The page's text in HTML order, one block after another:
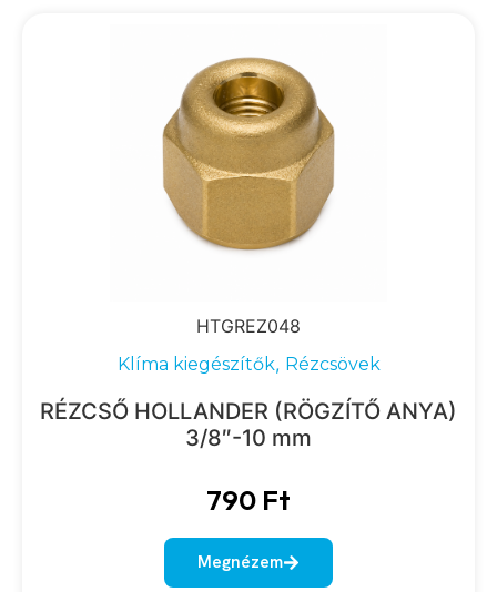
HTGREZ048
Klíma kiegészítők, Rézcsövek
RÉZCSŐ HOLLANDER (RÖGZÍTŐ ANYA)
3/8″-10 mm
790 Ft
Megnézem